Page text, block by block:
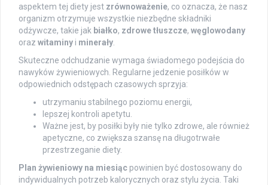
aspektem tej diety jest zrównoważenie, co oznacza, że nasz
organizm otrzymuje wszystkie niezbędne składniki
odżywcze, takie jak białko, zdrowe tłuszcze, węglowodany
oraz witaminy i minerały
Skuteczne odchudzanie wymaga świadomego podejścia do
nawyków żywieniowych. Regularne jedzenie posiłków w
odpowiednich odstępach czasowych sprzyja:
utrzymaniu stabilnego poziomu energii,
lepszej kontroli apetytu.
Ważne jest, by posiłki były nie tylko zdrowe, ale również
apetyczne, co zwiększa szansę na długotrwałe
przestrzeganie diety.
Plan żywieniowy na miesiąc powinien być dostosowany do
indywidualnych potrzeb kalorycznych oraz stylu życia. Taki